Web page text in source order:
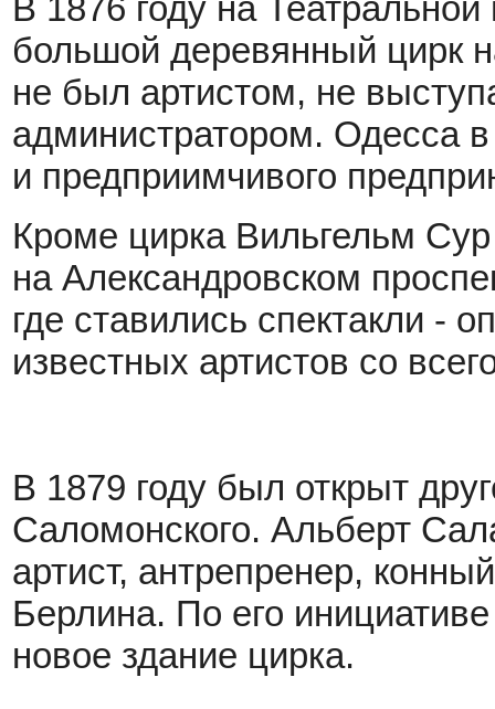
В 1876 году на
большой деревянный цирк
не был артистом, не
администратором. Одесса
и предприимчивого
Кроме цирка Вильгельм
на Александровском
где ставились спектакли -
известных артистов со
В 1879 году был открыт
Саломонского. Альберт
артист, антрепренер,
Берлина. По его
новое здание цирка.